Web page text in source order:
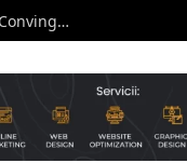
Curs de Copywriting – Drumul către Mesaje Care Vând, Conving și Construiesc Branduri Puternice